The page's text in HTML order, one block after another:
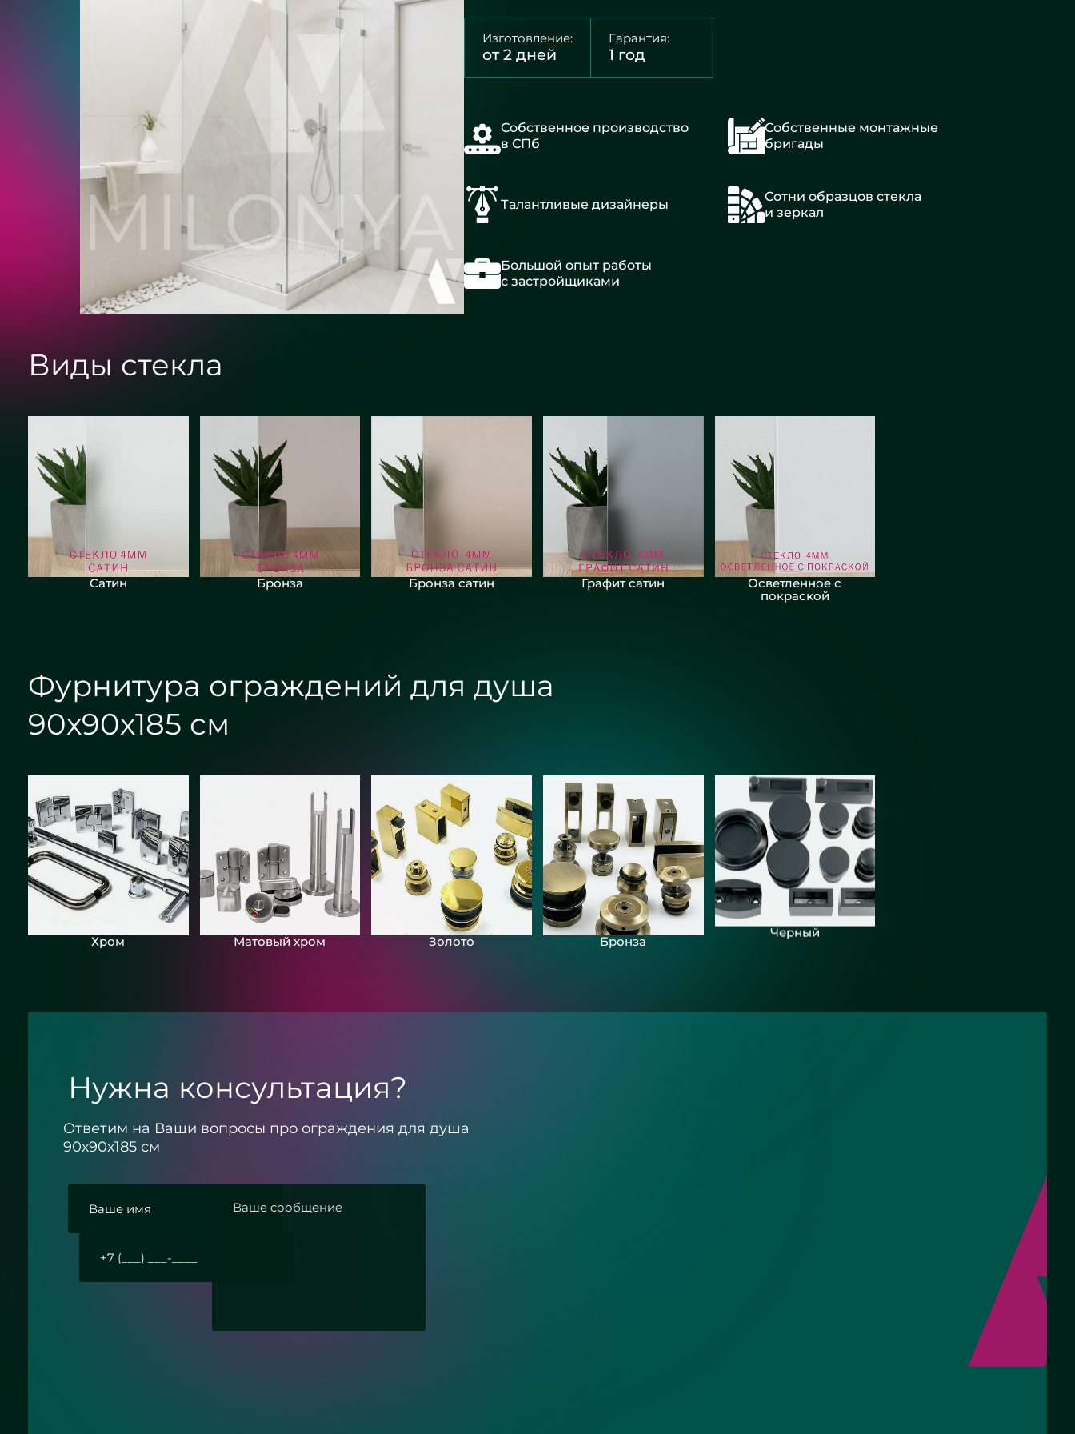
Изготовление:
от 2 дней
Гарантия:
1 год
Собственное производство
в СПб
Собственные монтажные
бригады
Талантливые дизайнеры
Сотни образцов стекла
и зеркал
Большой опыт работы
с застройщиками
Виды стекла
Сатин Бронза Бронза сатин Графит сатин
Осветленное с
покраской
Фурнитура ограждений для душа
90х90х185 см
Хром Матовый хром Золото Бронза Черный
Нужна консультация?
Ответим на Ваши вопросы про ограждения для душа
90х90х185 см